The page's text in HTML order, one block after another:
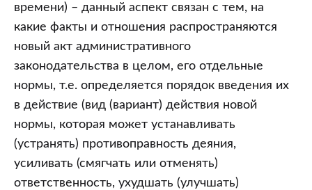
времени) – данный аспект связан с тем, на
какие факты и отношения распространяются
новый акт административного
законодательства в целом, его отдельные
нормы, т.е. определяется порядок введения их
в действие (вид (вариант) действия новой
нормы, которая может устанавливать
(устранять) противоправность деяния,
усиливать (смягчать или отменять)
ответственность, ухудшать (улучшать)